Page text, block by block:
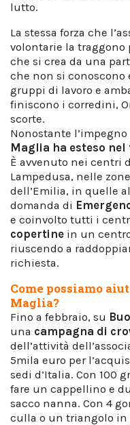
lutto.
La stessa forza che
volontarie la traggono
che si crea da una
che non si conoscono
gruppi di lavoro e
finiscono i corredini,
scorte.
Nonostante
Maglia ha esteso
È avvenuto nei centri
Lampedusa, nelle
dell’Emilia, in quelle
domanda di
e coinvolto tutti i
copertine in un
riuscendo a
richiesta.
Come possiamo
Maglia?
Fino a febbraio, su
una campagna di
dell’attività
5mila euro per
sedi d’Italia. Con 100
fare un cappellino e
sacco nanna. Con 4
culla o un triangolo in